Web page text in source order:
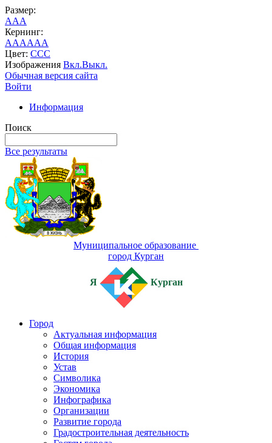
Размер:
AAA
Кернинг:
AAAAAA
Цвет: CCC
Изображения Вкл.Выкл.
Обычная версия сайта
Войти
Информация
Поиск
Все результаты
Муниципальное образование
город Курган
Я Курган
Город
Актуальная информация
Общая информация
История
Устав
Символика
Экономика
Инфографика
Организации
Развитие города
Градостроительная деятельность